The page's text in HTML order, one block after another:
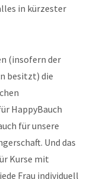
in kürzester
(insofern der
besitzt) die
HappyBauch
für unsere
Und das
Kurse mit
Frau individuell